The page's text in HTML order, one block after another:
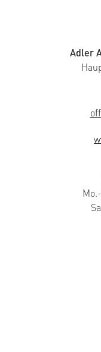
Adler